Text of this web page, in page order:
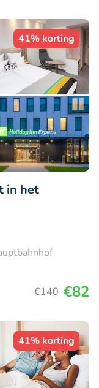
41% korting
in het
€140 €82
41% korting